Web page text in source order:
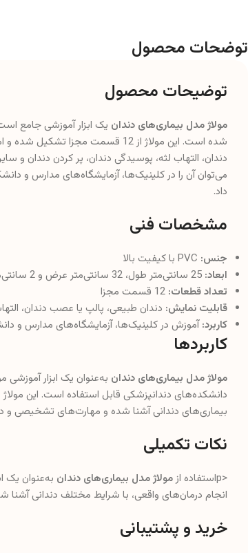
توضحات محصول
توضیحات محصول
مولاژ مدل بیماری‌های دندان یک ابزار آموزشی جامع
شده است. این مولاژ از 12 قسمت
دندان، التهاب لثه، پوسیدگی دندان، پر کردن دندان و
می‌توان آن را در کلینیک‌ها، آزمایشگاه‌های مدارس و
داد.
مشخصات فنی
جنس:
ابعاد:
تعداد قطعات:
قابلیت نمایش: دندان طبیعی، پالپ یا عصب دندان،
کاربرد:آموزش در کلینیک‌ها، آزمایشگاه‌های مدارس و
کاربردها
مولاژ مدل بیماری‌های دندان به‌عنوان یک ابزار
دانشکده‌های دندانپزشکی قابل استفاده است. این
بیماری‌های دندانی آشنا شده و مهارت‌های تشخیصی و
نکات تکمیلی
<pاستفاده از مولاژ مدل بیماری‌های دندان به‌عنوان یک
انجام درمان‌های واقعی، با شرایط مختلف دندانی
خرید و پشتیبانی